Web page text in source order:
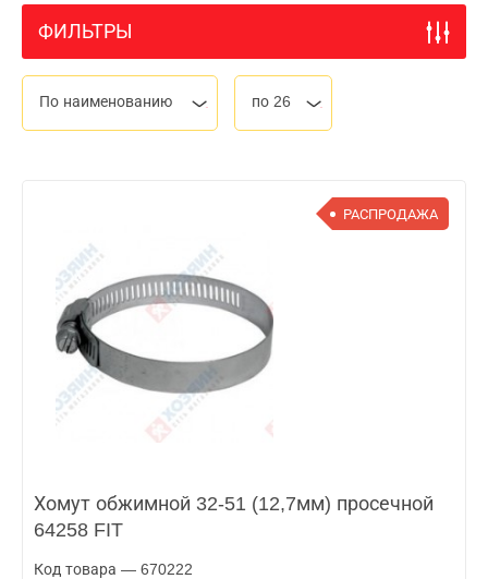
ФИЛЬТРЫ
По наименованию по 26
РАСПРОДАЖА
Хомут обжимной 32-51 (12,7мм) просечной
64258 FIT
Код товара — 670222